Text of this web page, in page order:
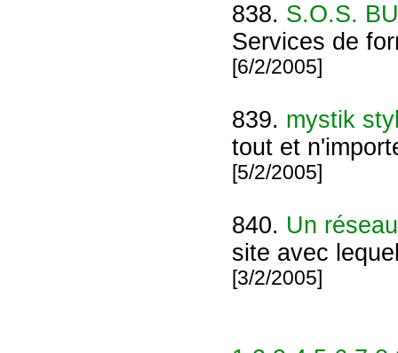
838. S.O.S.
Services de
[6/2/2005]
839. mystik
tout et
[5/2/2005]
840. Un
site avec
[3/2/2005]